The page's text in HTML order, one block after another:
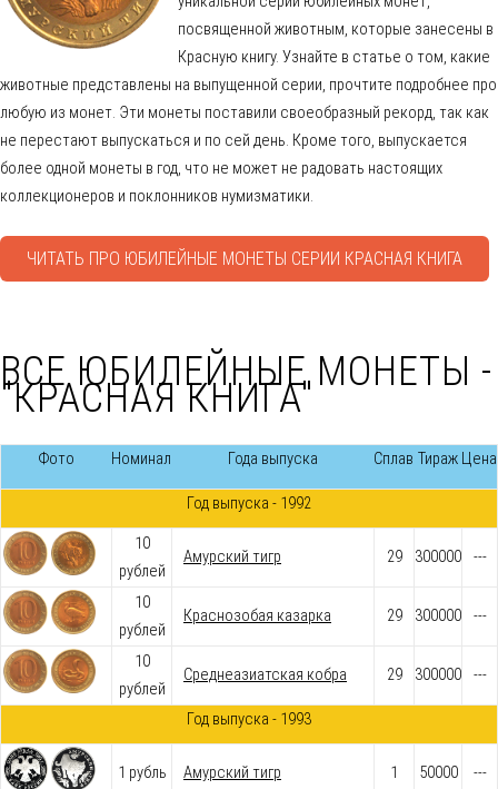
посвященной животным, которые занесены в
Красную книгу. Узнайте в статье о том, какие
животные представлены на выпущенной серии, прочтите подробнее про
любую из монет. Эти монеты поставили своеобразный рекорд, так как
не перестают выпускаться и по сей день. Кроме того, выпускается
более одной монеты в год, что не может не радовать настоящих
коллекционеров и поклонников нумизматики.
ЧИТАТЬ ПРО ЮБИЛЕЙНЫЕ МОНЕТЫ СЕРИИ КРАСНАЯ КНИГА
ВСЕ ЮБИЛЕЙНЫЕ МОНЕТЫ -
"КРАСНАЯ КНИГА"
Фото Номинал Года выпуска Сплав Тираж Цена
Год выпуска - 1992
10
рублей
Амурский тигр 29 300000 ---
10
рублей
Краснозобая казарка 29 300000 ---
10
рублей
Среднеазиатская кобра 29 300000 ---
Год выпуска - 1993
1 рубль Амурский тигр 1 50000 ---